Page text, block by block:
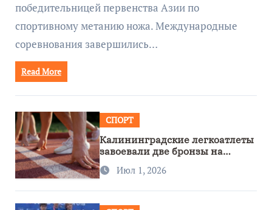
победительницей первенства Азии по
спортивному метанию ножа. Международные
соревнования завершились…
Read More
СПОРТ
Калининградские легкоатлеты
завоевали две бронзы на
первенстве России
Июл 1, 2026